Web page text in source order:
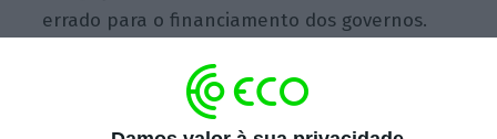
errado para o financiamento dos governos.